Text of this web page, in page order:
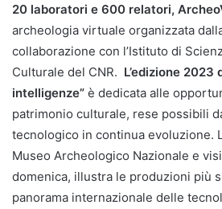
20 laboratori e 600 relatori,
archeologia virtuale organizzata
collaborazione con l’Istituto di
Culturale del CNR. L’edizione 2023
intelligenze” è dedicata alle
patrimonio culturale, rese possibili
tecnologico in continua evoluzione.
Museo Archeologico Nazionale e
domenica, illustra le produzioni più
panorama internazionale delle